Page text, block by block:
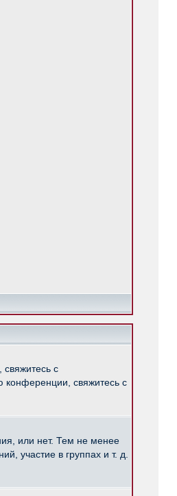
с
конференции, свяжитесь с
или нет. Тем не менее
участие в группах и т. д.